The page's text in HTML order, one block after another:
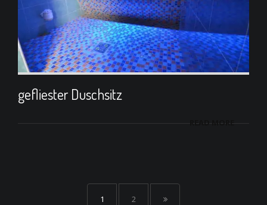
gefliester Duschsitz
READ MORE
1 2